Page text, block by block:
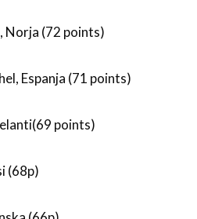
Norja (72 points)
Espanja (71 points)
points)
(68p)